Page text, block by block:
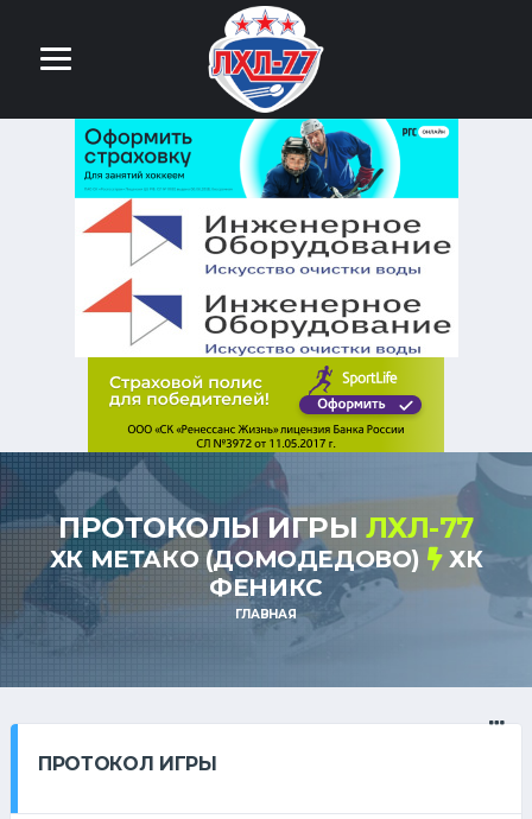
ПРОТОКОЛЫ ИГРЫ ЛХЛ-77
ХК МЕТАКО (ДОМОДЕДОВО)
ХК
ФЕНИКС
ГЛАВНАЯ
ПРОТОКОЛ ИГРЫ